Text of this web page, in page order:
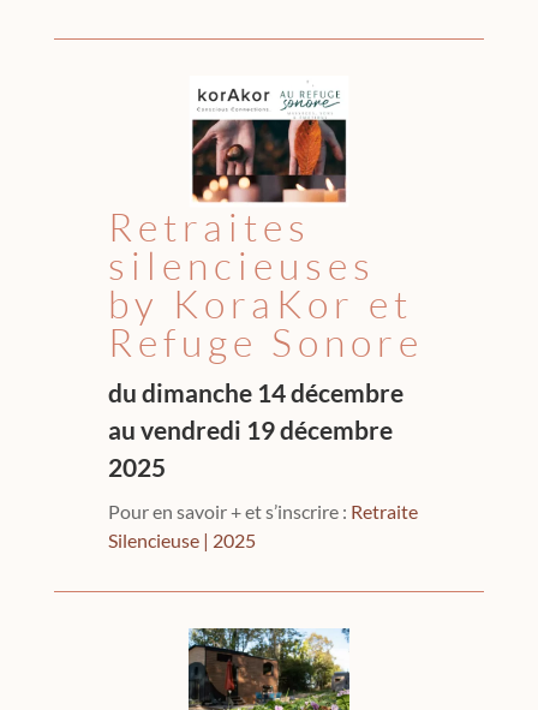
Retraites
silencieuses
by KoraKor et
Refuge Sonore
du dimanche 14 décembre
au vendredi 19 décembre
2025
Pour en savoir + et s’inscrire : Retraite
Silencieuse | 2025